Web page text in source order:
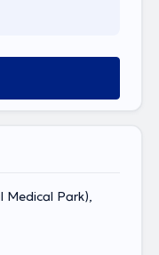
Medical Park),